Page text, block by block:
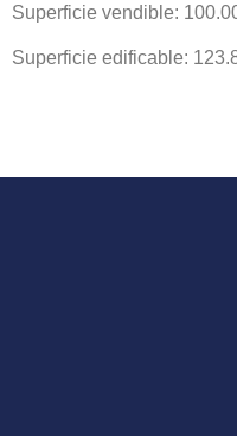
Superficie vendible:
Superficie edificable: